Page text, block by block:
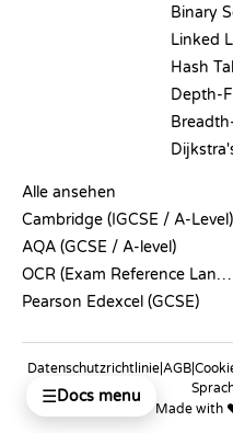
☰Docs menu
Binary
Linked
Hash
Depth-
Alle ansehen
Cambridge (IGCSE / A-Level)
AQA (GCSE / A-level)
OCR (Exam Reference Language)
Pearson Edexcel (GCSE)
Datenschutzrichtlinie|AGB|
Made with